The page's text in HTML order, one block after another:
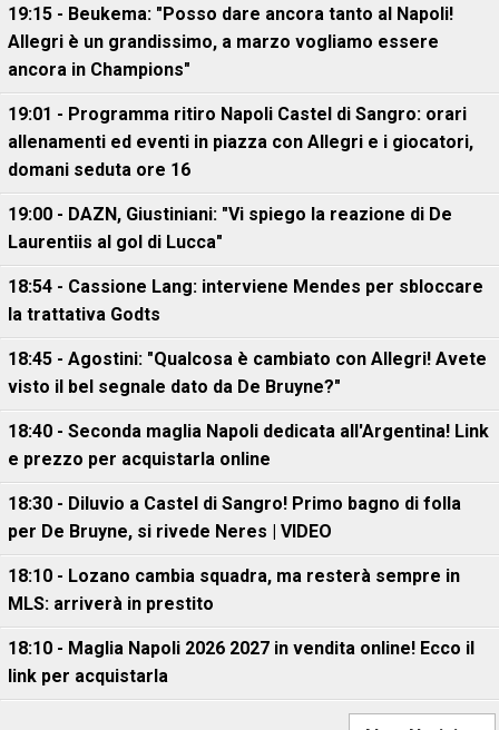
19:15 - Beukema: "Posso dare ancora tanto al Napoli!
Allegri è un grandissimo, a marzo vogliamo essere
ancora in Champions"
19:01 - Programma ritiro Napoli Castel di Sangro: orari
allenamenti ed eventi in piazza con Allegri e i giocatori,
domani seduta ore 16
19:00 - DAZN, Giustiniani: "Vi spiego la reazione di De
Laurentiis al gol di Lucca"
18:54 - Cassione Lang: interviene Mendes per sbloccare
la trattativa Godts
18:45 - Agostini: "Qualcosa è cambiato con Allegri! Avete
visto il bel segnale dato da De Bruyne?"
18:40 - Seconda maglia Napoli dedicata all'Argentina! Link
e prezzo per acquistarla online
18:30 - Diluvio a Castel di Sangro! Primo bagno di folla
per De Bruyne, si rivede Neres | VIDEO
18:10 - Lozano cambia squadra, ma resterà sempre in
MLS: arriverà in prestito
18:10 - Maglia Napoli 2026 2027 in vendita online! Ecco il
link per acquistarla